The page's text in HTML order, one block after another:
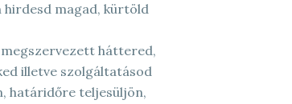
magad, kürtöld
háttered,
illetve szolgáltatásod
határidőre teljesüljön,